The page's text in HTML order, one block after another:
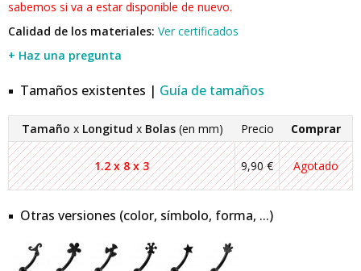
sabemos si va a estar disponible de nuevo.
Calidad de los materiales: Ver certificados
+ Haz una pregunta
Tamaños existentes | Guía de tamaños
Tamaño x Longitud x Bolas (en mm) Precio Comprar
1.2 x 8 x 3 9,90 € Agotado
Otras versiones (color, símbolo, forma, ...)